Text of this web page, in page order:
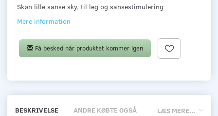
Skøn lille sanse sky, til leg og sansestimulering
Mere information
Få besked når produktet kommer igen
LÆS MERE...
BESKRIVELSE ANDRE KØBTE OGSÅ